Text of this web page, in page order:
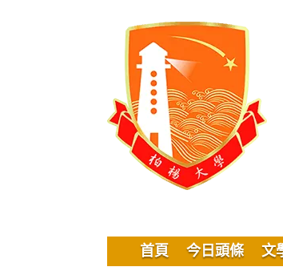
首頁 今日頭條 文